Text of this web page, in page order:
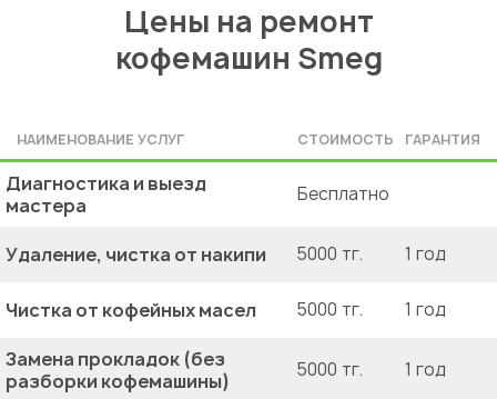
Цены на ремонт
кофемашин Smeg
НАИМЕНОВАНИЕ УСЛУГ СТОИМОСТЬ ГАРАНТИЯ
Диагностика и выезд
мастера
Бесплатно
Удаление, чистка от накипи 5000 тг. 1 год
Чистка от кофейных масел 5000 тг. 1 год
Замена прокладок (без
разборки кофемашины)
5000 тг. 1 год